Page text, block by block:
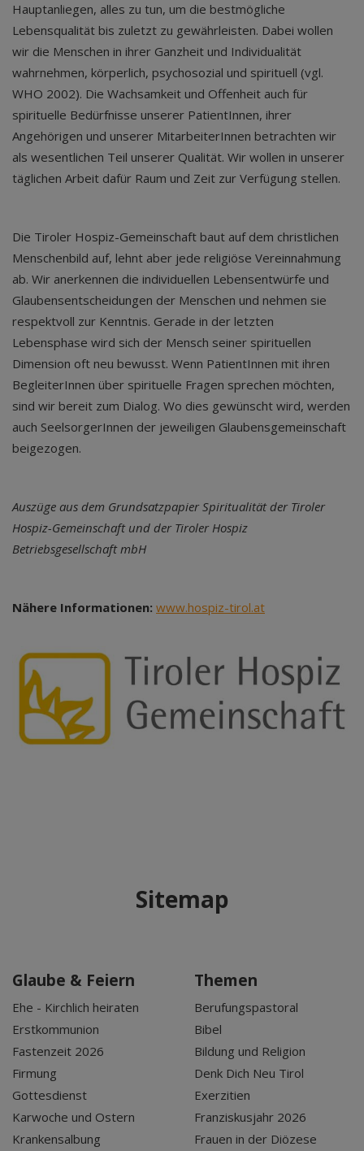
Hauptanliegen, alles zu tun, um die bestmögliche
Lebensqualität bis zuletzt zu gewährleisten. Dabei wollen
wir die Menschen in ihrer Ganzheit und Individualität
wahrnehmen, körperlich, psychosozial und spirituell (vgl.
WHO 2002). Die Wachsamkeit und Offenheit auch für
spirituelle Bedürfnisse unserer PatientInnen, ihrer
Angehörigen und unserer MitarbeiterInnen betrachten wir
als wesentlichen Teil unserer Qualität. Wir wollen in unserer
täglichen Arbeit dafür Raum und Zeit zur Verfügung stellen.
Die Tiroler Hospiz-Gemeinschaft baut auf dem christlichen
Menschenbild auf, lehnt aber jede religiöse Vereinnahmung
ab. Wir anerkennen die individuellen Lebensentwürfe und
Glaubensentscheidungen der Menschen und nehmen sie
respektvoll zur Kenntnis. Gerade in der letzten
Lebensphase wird sich der Mensch seiner spirituellen
Dimension oft neu bewusst. Wenn PatientInnen mit ihren
BegleiterInnen über spirituelle Fragen sprechen möchten,
sind wir bereit zum Dialog. Wo dies gewünscht wird, werden
auch SeelsorgerInnen der jeweiligen Glaubensgemeinschaft
beigezogen.
Auszüge aus dem Grundsatzpapier Spiritualität der Tiroler
Hospiz-Gemeinschaft und der Tiroler Hospiz
Betriebsgesellschaft mbH
Nähere Informationen: www.hospiz-tirol.at
Sitemap
Glaube & Feiern
Ehe - Kirchlich heiraten
Erstkommunion
Fastenzeit 2026
Firmung
Gottesdienst
Karwoche und Ostern
Krankensalbung
Themen
Berufungspastoral
Bibel
Bildung und Religion
Denk Dich Neu Tirol
Exerzitien
Franziskusjahr 2026
Frauen in der Diözese